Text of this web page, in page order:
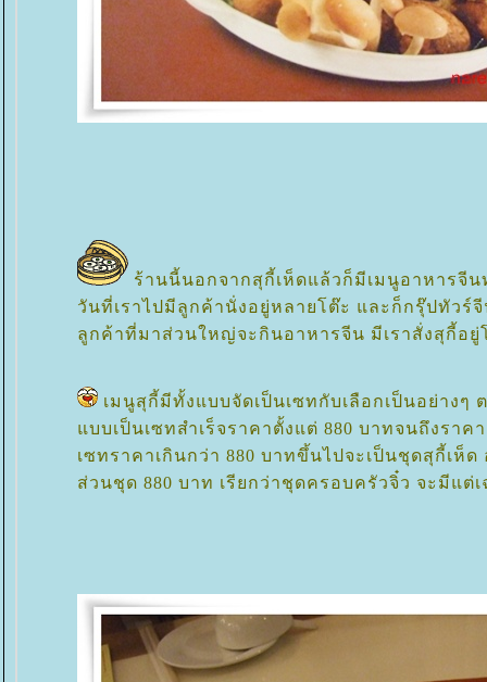
ร้านนี้นอกจากสุกี้เห็ดแล้วก็มีเมนูอาหารจีน
วันที่เราไปมีลูกค้านั่งอยู่หลายโต๊ะ และก็กรุ๊ปทัวร์
ลูกค้าที่มาส่วนใหญ่จะกินอาหารจีน มีเราสั่งสุกี้อยู่
เมนูสุกี้มีทั้งแบบจัดเป็นเซทกับเลือกเป็นอย่างๆ
บบเป็นเซทสำเร็จราคาตั้งแต่ 880 บาทจนถึงราคา
เซทราคาเกินกว่า 880 บาทขึ้นไปจะเป็นชุดสุกี้เห็
ส่วนชุด 880 บาท เรียกว่าชุดครอบครัวจิ๋ว จะมีแต่